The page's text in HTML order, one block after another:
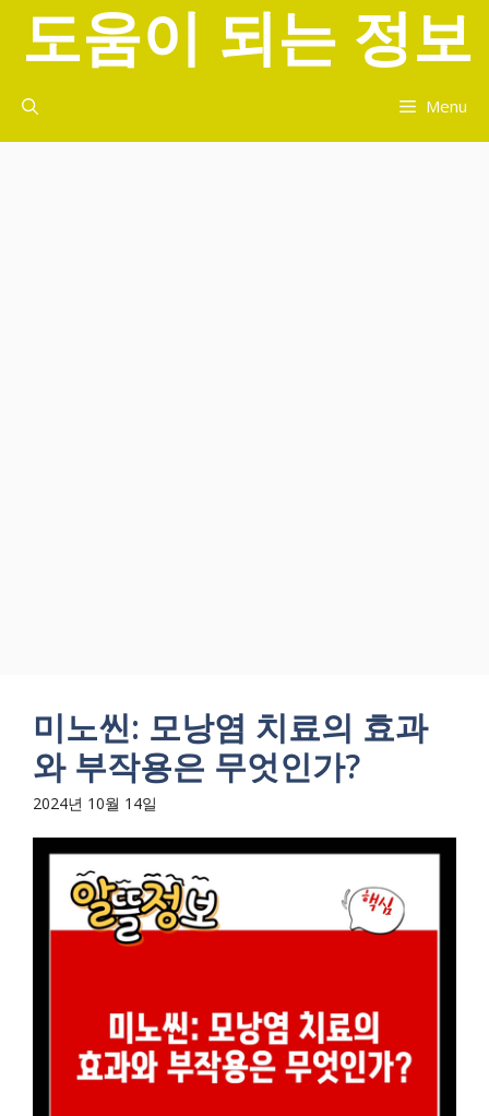
너
도움이 되는 정보
Menu
미노씬: 모낭염 치료의 효과
와 부작용은 무엇인가?
2024년 10월 14일